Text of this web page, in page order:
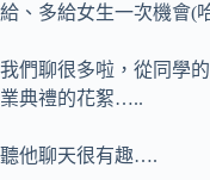
給、多給女生一次機會(
我們聊很多啦，從同學
業典禮的花絮…..
聽他聊天很有趣….